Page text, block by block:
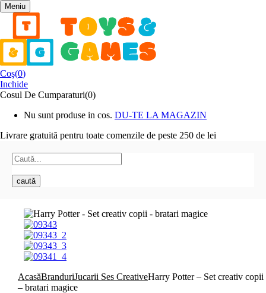
Meniu
Coş(0)
Inchide
Cosul De Cumparaturi(0)
Nu sunt produse in cos. DU-TE LA MAGAZIN
Livrare gratuită pentru toate comenzile de peste 250 de lei
caută
AcasăBranduriJucarii Ses CreativeHarry Potter – Set creativ copii
– bratari magice